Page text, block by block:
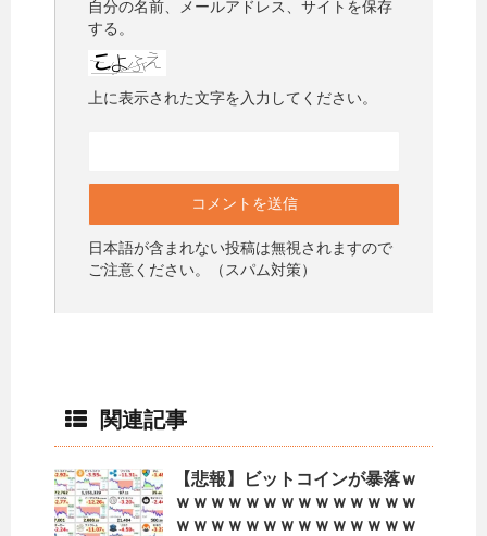
自分の名前、メールアドレス、サイトを保存
する。
上に表示された文字を入力してください。
日本語が含まれない投稿は無視されますので
ご注意ください。（スパム対策）
関連記事
【悲報】ビットコインが暴落ｗ
ｗｗｗｗｗｗｗｗｗｗｗｗｗｗ
ｗｗｗｗｗｗｗｗｗｗｗｗｗｗ